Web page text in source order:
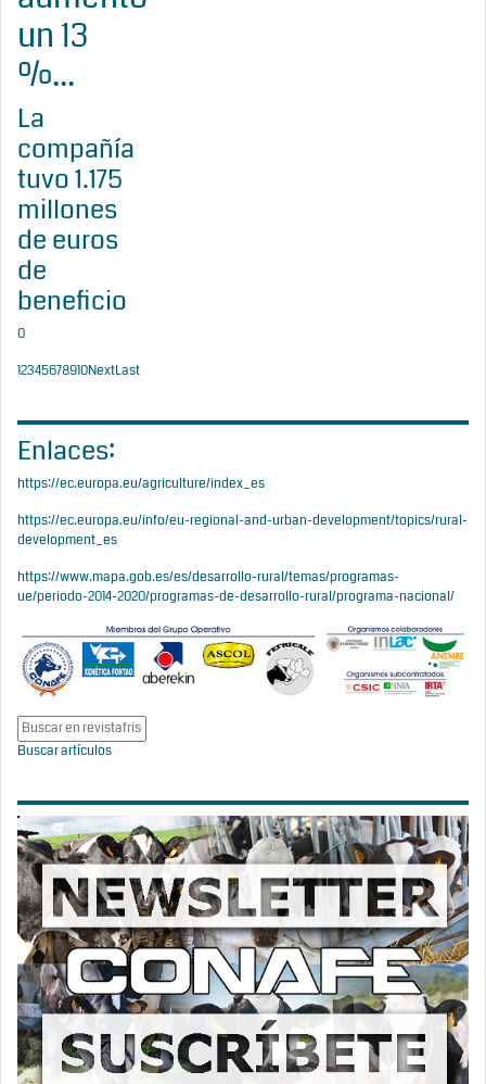
un 13
%...
La
compañía
tuvo 1.175
millones
de euros
de
beneficio
0
12345678910NextLast
Enlaces:
https://ec.europa.eu/agriculture/index_es
https://ec.europa.eu/info/eu-regional-and-urban-development/topics/rural-
development_es
https://www.mapa.gob.es/es/desarrollo-rural/temas/programas-
ue/periodo-2014-2020/programas-de-desarrollo-rural/programa-nacional/
Buscar artículos